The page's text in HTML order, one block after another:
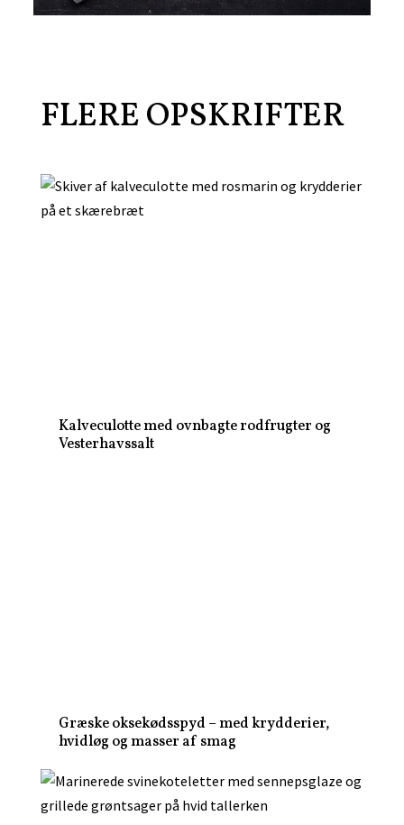
FLERE OPSKRIFTER
Kalveculotte med ovnbagte rodfrugter og
Vesterhavssalt
Græske oksekødsspyd – med krydderier,
hvidløg og masser af smag